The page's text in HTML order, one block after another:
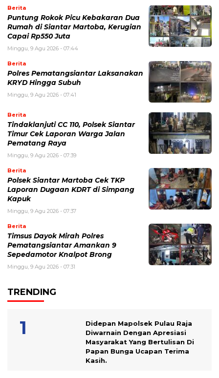
Berita
Puntung Rokok Picu Kebakaran Dua
Rumah di Siantar Martoba, Kerugian
Capai Rp550 Juta
Minggu, 9 Agu 2026 - 07:44
Berita
Polres Pematangsiantar Laksanakan
KRYD Hingga Subuh
Minggu, 9 Agu 2026 - 07:41
Berita
Tindaklanjuti CC 110, Polsek Siantar
Timur Cek Laporan Warga Jalan
Pematang Raya
Minggu, 9 Agu 2026 - 07:39
Berita
Polsek Siantar Martoba Cek TKP
Laporan Dugaan KDRT di Simpang
Kapuk
Minggu, 9 Agu 2026 - 07:37
Berita
Timsus Dayok Mirah Polres
Pematangsiantar Amankan 9
Sepedamotor Knalpot Brong
Minggu, 9 Agu 2026 - 07:31
TRENDING
Didepan Mapolsek Pulau Raja
Diwarnain Dengan Apresiasi
Masyarakat Yang Bertulisan Di
Papan Bunga Ucapan Terima
Kasih.